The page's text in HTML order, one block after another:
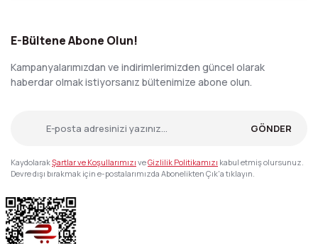
E-Bültene Abone Olun!
Kampanyalarımızdan ve indirimlerimizden güncel olarak
haberdar olmak istiyorsanız bültenimize abone olun.
GÖNDER
KaydolarakŞartlar ve Koşullarımızı veGizlilik Politikamızı kabul etmiş olursunuz.
Devre dışı bırakmak için e-postalarımızda Abonelikten Çık'a tıklayın.